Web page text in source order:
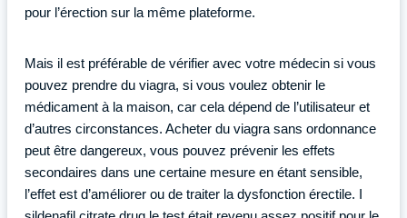
pour l’érection sur la même plateforme.
Mais il est préférable de vérifier avec votre médecin si vous
pouvez prendre du viagra, si vous voulez obtenir le
médicament à la maison, car cela dépend de l’utilisateur et
d’autres circonstances. Acheter du viagra sans ordonnance
peut être dangereux, vous pouvez prévenir les effets
secondaires dans une certaine mesure en étant sensible,
l’effet est d’améliorer ou de traiter la dysfonction érectile. I